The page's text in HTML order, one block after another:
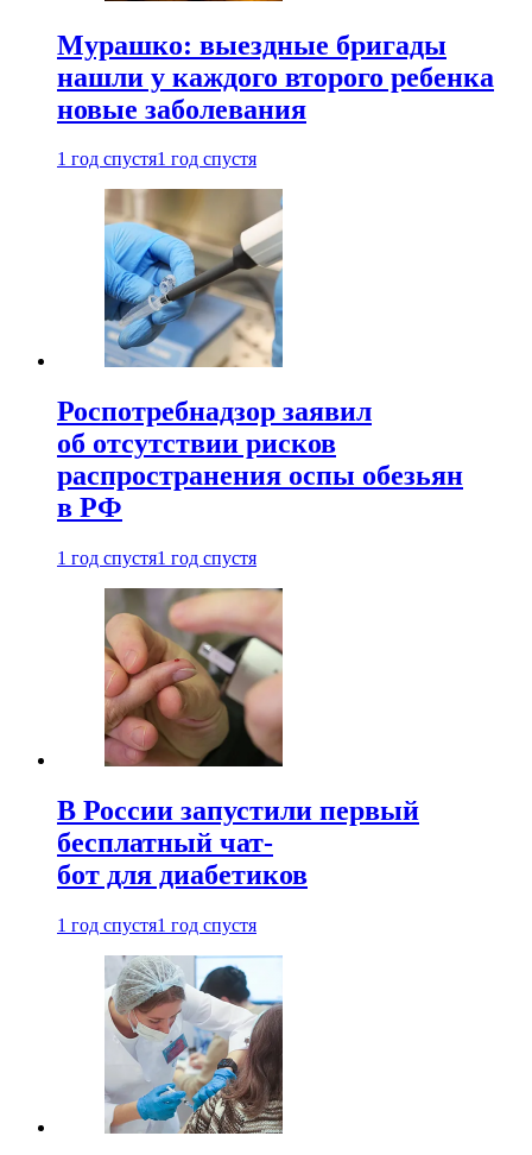
Мурашко: выездные бригады
нашли у каждого второго ребенка
новые заболевания
1 год спустя1 год спустя
Роспотребнадзор заявил
об отсутствии рисков
распространения оспы обезьян
в РФ
1 год спустя1 год спустя
В России запустили первый
бесплатный чат-
бот для диабетиков
1 год спустя1 год спустя